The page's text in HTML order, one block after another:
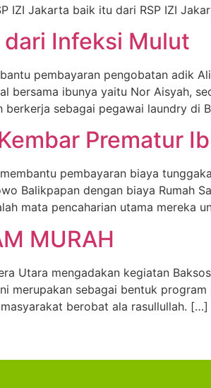
IZI Jakarta baik itu dari RSP IZI
Infeksi Mulut
pembayaran pengobatan adik
ibunya yaitu Nor Aisyah,
sebagai pegawai laundry di
Prematur
pembayaran biaya
Balikpapan dengan biaya Rumah
mata pencaharian utama mereka
MURAH
Utara mengadakan kegiatan
merupakan sebagai bentuk
berobat ala rasullullah. […]